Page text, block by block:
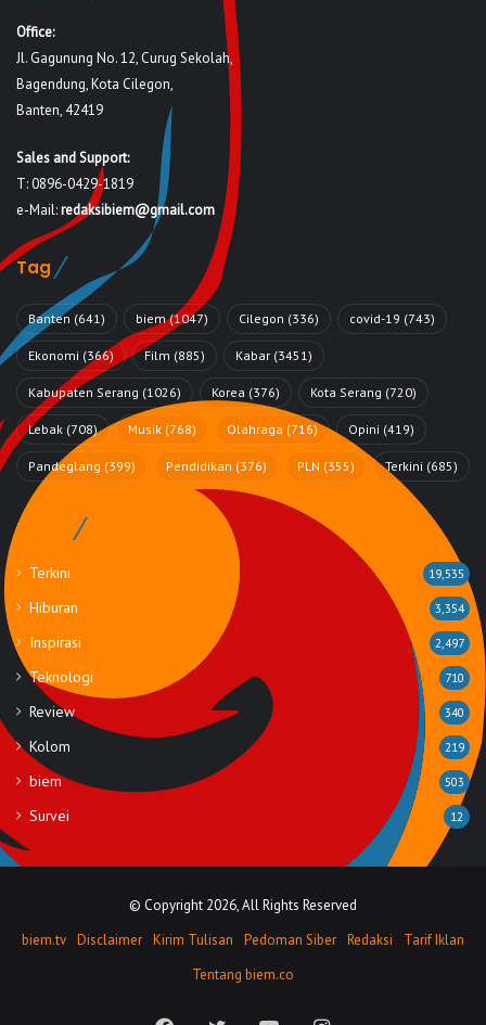
Office:
Jl. Gagunung No. 12, Curug Sekolah,
Bagendung, Kota Cilegon,
Banten, 42419
Sales and Support:
T: 0896-0429-1819
e-Mail:redaksibiem@gmail.com
Tag
Banten (641) biem(1047) Cilegon (336) covid-19 (743)
Ekonomi (366) Film (885) Kabar (3451)
Kabupaten Serang (1026) Korea (376) Kota Serang (720)
Lebak (708) Musik (768) Olahraga (716) Opini (419)
Pandeglang (399) Pendidikan (376) PLN (355) Terkini (685)
Rubrik
Terkini 19,535
Hiburan 3,354
Inspirasi 2,497
Teknologi 710
Review 340
Kolom 219
biem 503
Survei 12
© Copyright 2026, All Rights Reserved
biem.tv Disclaimer Kirim Tulisan Pedoman Siber Redaksi
Tarif Iklan
Tentang biem.co